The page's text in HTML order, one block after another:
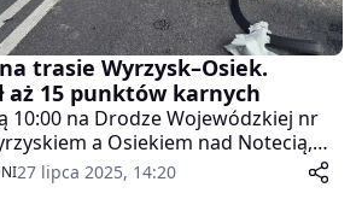
trasie Wyrzysk–Osiek.
aż 15 punktów karnych
10:00 na Drodze Wojewódzkiej nr
a Osiekiem nad Notecią,
kolizji z udziałem
osobowych.
27 lipca 2025, 14:20